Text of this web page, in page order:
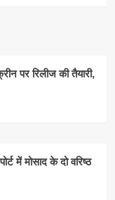
पर रिलीज की तैयारी,
में मोसाद के दो वरिष्ठ